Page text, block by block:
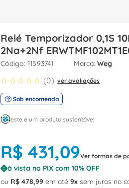
Relé Temporizador 0,1S
2Na+2Nf
: 11593741 Weg
☆ ☆ ☆ ☆ ☆ (0) ver avaliações
Sob encomenda
este é um produto sustentável
R$ 431,09Ver formas de
à vista no PIX com10% OFF
ou R$ 478,99 em até9 sem juros no